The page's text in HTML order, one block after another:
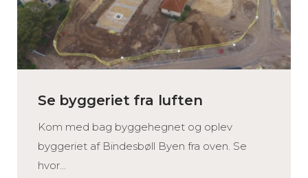
Se byggeriet fra luften
Kom med bag byggehegnet og oplev
byggeriet af Bindesbøll Byen fra oven. Se
hvor...